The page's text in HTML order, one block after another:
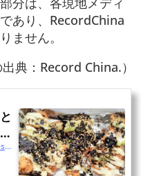
あり、RecordChina
ません。
出典：Record China.）
https://www.recordchina.co.jp/b908386-s39-c30-d0195.html